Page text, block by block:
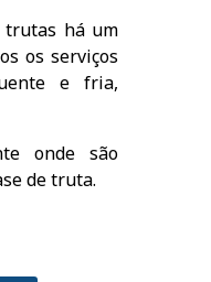
trutas há um
os serviços
e fria,
onde são
de truta.